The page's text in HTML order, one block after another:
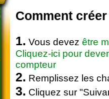
Comment
1. Vous devez être
Cliquez-ici pour
compteur
2. Remplissez les
3. Cliquez sur